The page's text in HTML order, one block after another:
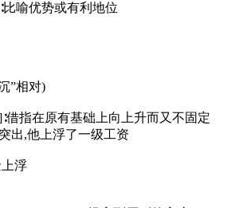
比喻优势或有利地位
”相对)
借指在原有基础上向上升而又不固定
出,他上浮了一级工资
浮